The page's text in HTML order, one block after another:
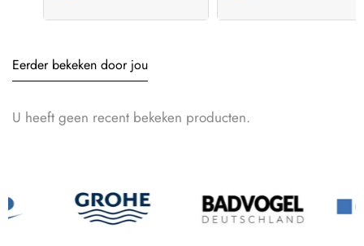
Eerder bekeken door jou
U heeft geen recent bekeken producten.